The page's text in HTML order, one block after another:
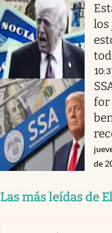
los
for
de
Las más leídas de